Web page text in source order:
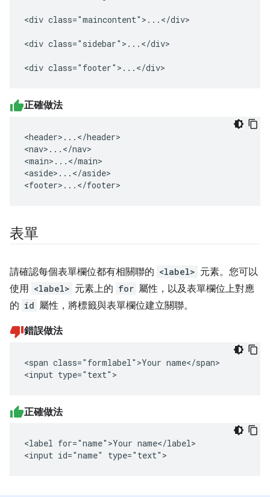
<div class="maincontent">...</div>
<div class="sidebar">...</div>
<div class="footer">...</div>
正確做法
<header>...</header>
<nav>...</nav>
<main>...</main>
<aside>...</aside>
<footer>...</footer>
表單
請確認每個表單欄位都有相關聯的 <label> 元素。您可以
使用 <label> 元素上的 for 屬性，以及表單欄位上對應
的 id 屬性，將標籤與表單欄位建立關聯。
錯誤做法
<span class="formlabel">Your name</span>
<input type="text">
正確做法
<label for="name">Your name</label>
<input id="name" type="text">